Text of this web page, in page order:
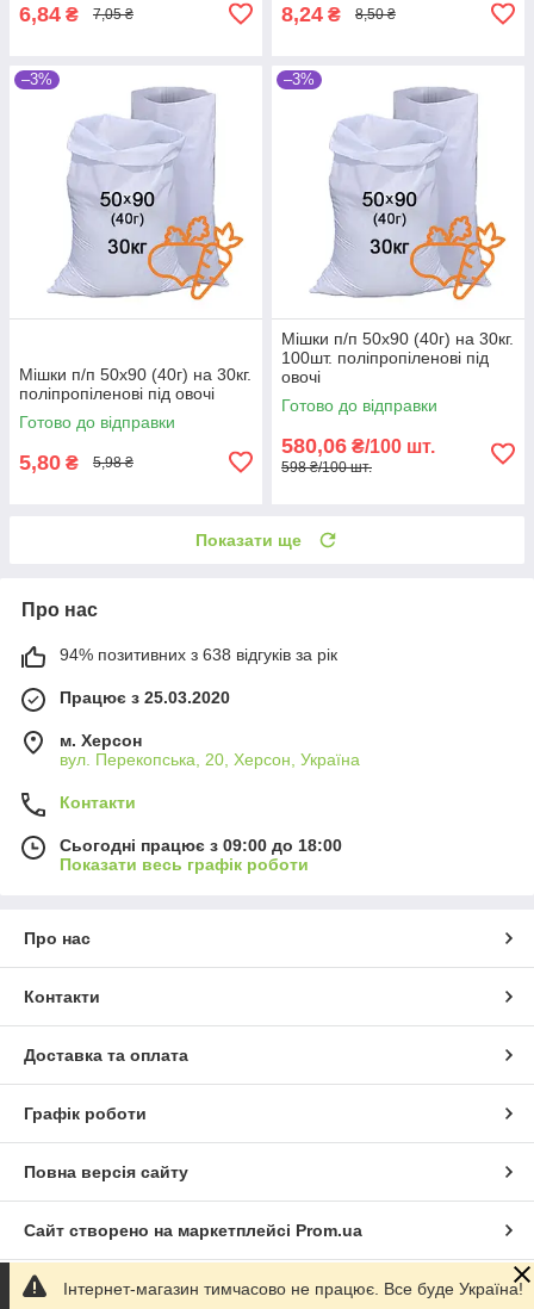
6,84 ₴ 7,05 ₴ 8,24 ₴ 8,50 ₴
–3%
Мішки п/п 50x90 (40г) на 30кг.
поліпропіленові під овочі
Готово до відправки
5,80 ₴ 5,98 ₴
–3%
Мішки п/п 50x90 (40г) на 30кг.
100шт. поліпропіленові під
овочі
Готово до відправки
580,06 ₴/100 шт.
598 ₴/100 шт.
Показати ще
Про нас
94% позитивних з 638 відгуків за рік
Працює з 25.03.2020
м. Херсон
вул. Перекопська, 20, Херсон, Україна
Контакти
Сьогодні працює з 09:00 до 18:00
Показати весь графік роботи
Про нас
Контакти
Доставка та оплата
Графік роботи
Повна версія сайту
Сайт створено на маркетплейсі Prom.ua
Політика конфіденційності
Інтернет-магазин тимчасово не працює. Все буде Україна!